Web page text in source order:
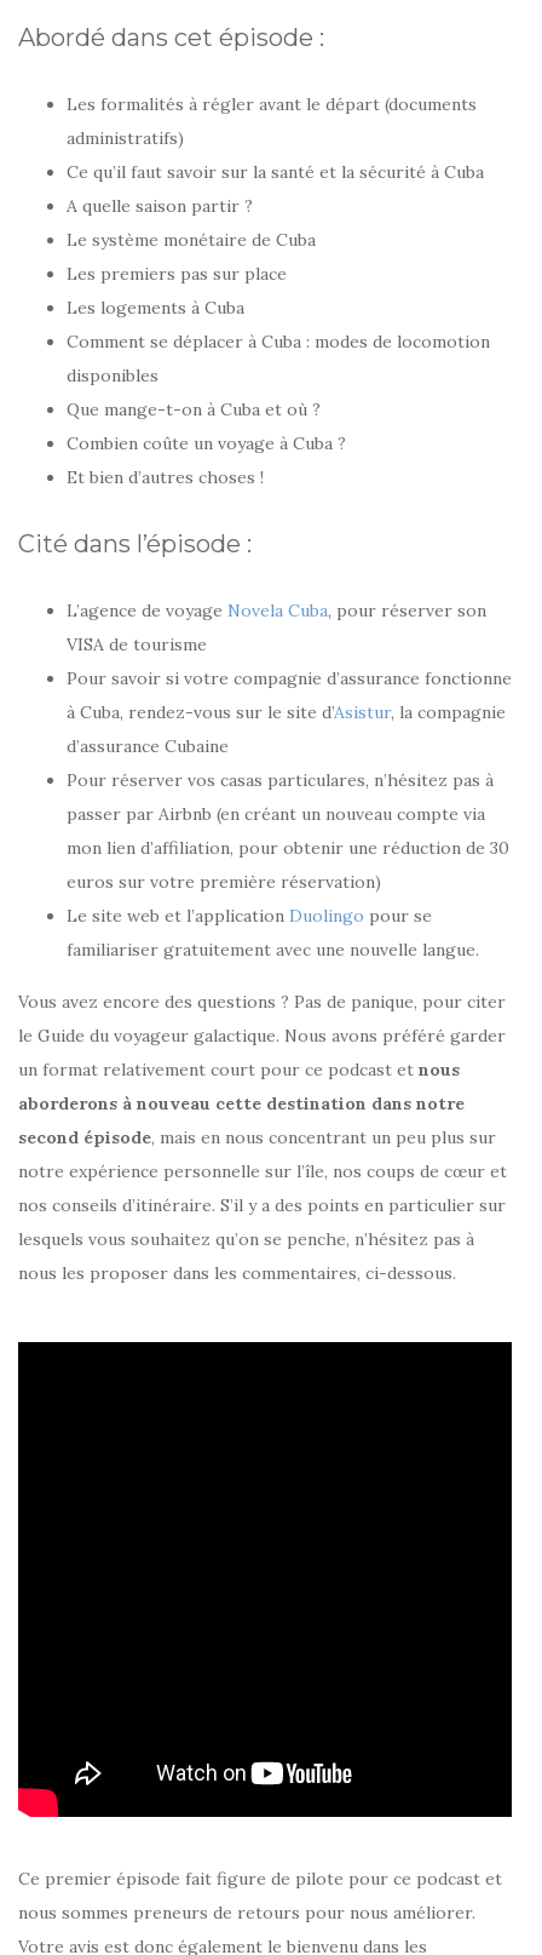
Abordé dans cet épisode :
Les formalités à régler avant le départ (documents
administratifs)
Ce qu’il faut savoir sur la santé et la sécurité à Cuba
A quelle saison partir ?
Le système monétaire de Cuba
Les premiers pas sur place
Les logements à Cuba
Comment se déplacer à Cuba : modes de locomotion
disponibles
Que mange-t-on à Cuba et où ?
Combien coûte un voyage à Cuba ?
Et bien d’autres choses !
Cité dans l’épisode :
L’agence de voyage Novela Cuba, pour réserver son
VISA de tourisme
Pour savoir si votre compagnie d’assurance fonctionne
à Cuba, rendez-vous sur le site d’Asistur, la compagnie
d’assurance Cubaine
Pour réserver vos casas particulares, n’hésitez pas à
passer par Airbnb (en créant un nouveau compte via
mon lien d’affiliation, pour obtenir une réduction de 30
euros sur votre première réservation)
Le site web et l’application Duolingo pour se
familiariser gratuitement avec une nouvelle langue.
Vous avez encore des questions ? Pas de panique, pour citer
le Guide du voyageur galactique. Nous avons préféré garder
un format relativement court pour ce podcast et nous
aborderons à nouveau cette destination dans notre
second épisode, mais en nous concentrant un peu plus sur
notre expérience personnelle sur l’île, nos coups de cœur et
nos conseils d’itinéraire. S’il y a des points en particulier sur
lesquels vous souhaitez qu’on se penche, n’hésitez pas à
nous les proposer dans les commentaires, ci-dessous.
Ce premier épisode fait figure de pilote pour ce podcast et
nous sommes preneurs de retours pour nous améliorer.
Votre avis est donc également le bienvenu dans les